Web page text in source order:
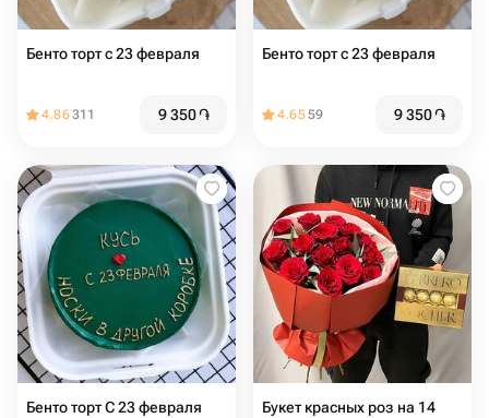
Бенто торт с 23 февраля
4.86311 9 350֏
Бенто торт с 23 февраля
4.6559 9 350֏
Бенто торт С 23 февраля
Букет красных роз на 14